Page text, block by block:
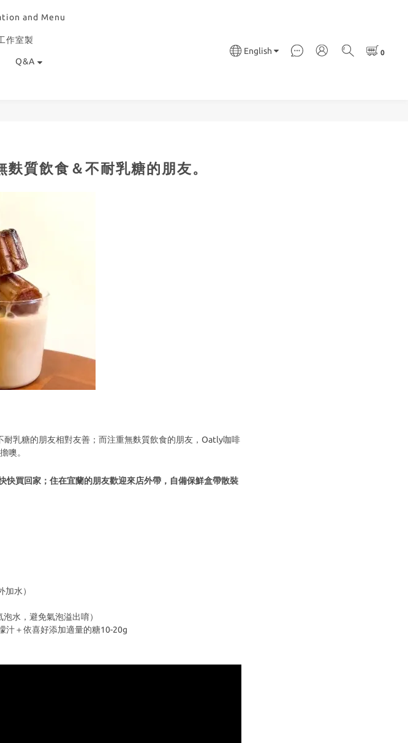
and Menu
作室製
Q&A
English
質飲食＆不耐乳糖的朋友。
乳糖的朋友相對友善；而注重無麩質飲食的朋友，Oatly咖啡
噢。
買回家；住在宜蘭的朋友歡迎來店外帶，自備保鮮盒帶散裝
水）
水，避免氣泡溢出唷）
汁＋依喜好添加適量的糖10-20g